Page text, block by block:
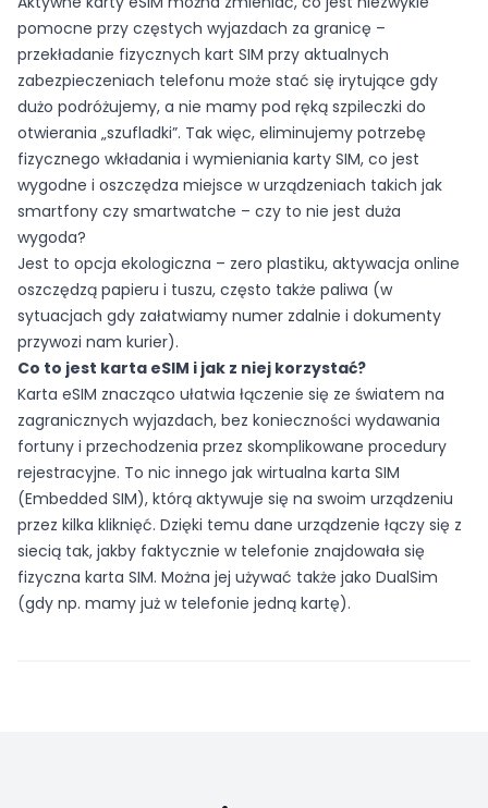
pomocne przy częstych wyjazdach za granicę –
przekładanie fizycznych kart SIM przy aktualnych
zabezpieczeniach telefonu może stać się irytujące gdy
dużo podróżujemy, a nie mamy pod ręką szpileczki do
otwierania „szufladki”. Tak więc, eliminujemy potrzebę
fizycznego wkładania i wymieniania karty SIM, co jest
wygodne i oszczędza miejsce w urządzeniach takich jak
smartfony czy smartwatche – czy to nie jest duża
wygoda?
Jest to opcja ekologiczna – zero plastiku, aktywacja online
oszczędzą papieru i tuszu, często także paliwa (w
sytuacjach gdy załatwiamy numer zdalnie i dokumenty
przywozi nam kurier).
Co to jest karta eSIM i jak z niej korzystać?
Karta eSIM znacząco ułatwia łączenie się ze światem na
zagranicznych wyjazdach, bez konieczności wydawania
fortuny i przechodzenia przez skomplikowane procedury
rejestracyjne. To nic innego jak wirtualna karta SIM
(Embedded SIM), którą aktywuje się na swoim urządzeniu
przez kilka kliknięć. Dzięki temu dane urządzenie łączy się z
siecią tak, jakby faktycznie w telefonie znajdowała się
fizyczna karta SIM. Można jej używać także jako DualSim
(gdy np. mamy już w telefonie jedną kartę).